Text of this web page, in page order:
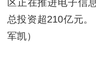
区正在推进电子信
总投资超210亿元
军凯）